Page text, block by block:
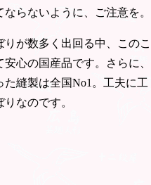
らないように、ご注意を。
が数多く出回る中、このこ
心の国産品です。さらに、
縫製は全国No1。工夫に工
なのです。